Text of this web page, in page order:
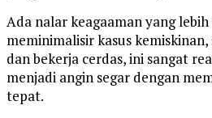
Ada nalar keagaaman yang
meminimalisir kasus
dan bekerja cerdas, ini sangat
menjadi angin segar dengan
tepat.